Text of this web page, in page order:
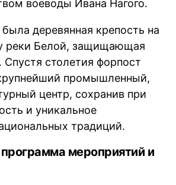
воеводы Ивана Нагого.
деревянная крепость на
реки Белой, защищающая
столетия форпост
промышленный,
центр, сохранив при
и уникальное
традиций.
мероприятий и